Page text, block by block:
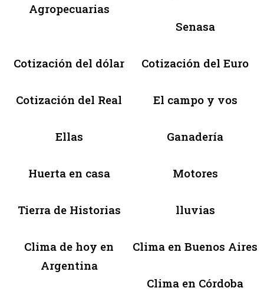
Agropecuarias
Senasa
Cotización del dólar Cotización del Euro
Cotización del Real El campo y vos
Ellas Ganadería
Huerta en casa Motores
Tierra de Historias lluvias
Clima de hoy en
Argentina
Clima en Buenos Aires
Clima en Córdoba